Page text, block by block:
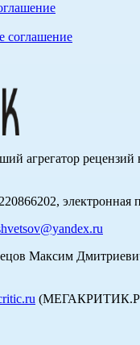
соглашение
агрегатор
электронная
Максим